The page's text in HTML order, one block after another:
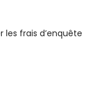
frais d’enquête